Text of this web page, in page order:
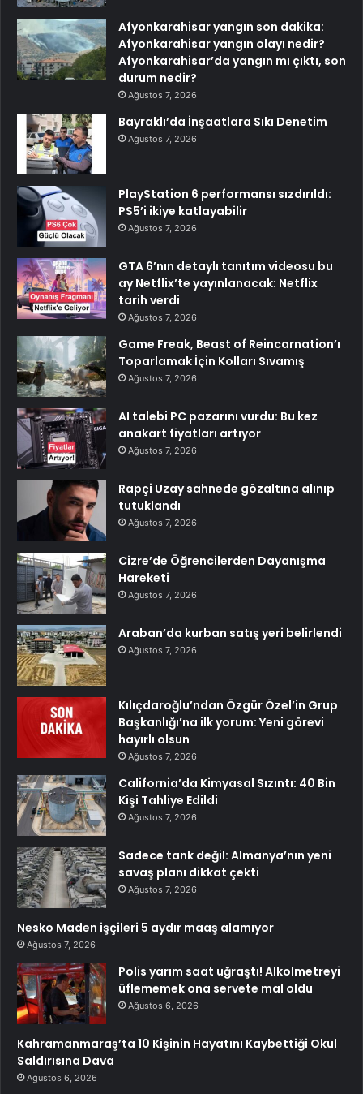
Afyonkarahisar yangın son dakika:
Afyonkarahisar yangın olayı nedir?
Afyonkarahisar’da yangın mı çıktı, son
durum nedir?
Ağustos 7, 2026
Bayraklı’da İnşaatlara Sıkı Denetim
Ağustos 7, 2026
PlayStation 6 performansı sızdırıldı:
PS5’i ikiye katlayabilir
Ağustos 7, 2026
GTA 6’nın detaylı tanıtım videosu bu
ay Netflix’te yayınlanacak: Netflix
tarih verdi
Ağustos 7, 2026
Game Freak, Beast of Reincarnation’ı
Toparlamak İçin Kolları Sıvamış
Ağustos 7, 2026
AI talebi PC pazarını vurdu: Bu kez
anakart fiyatları artıyor
Ağustos 7, 2026
Rapçi Uzay sahnede gözaltına alınıp
tutuklandı
Ağustos 7, 2026
Cizre’de Öğrencilerden Dayanışma
Hareketi
Ağustos 7, 2026
Araban’da kurban satış yeri belirlendi
Ağustos 7, 2026
Kılıçdaroğlu’ndan Özgür Özel’in Grup
Başkanlığı’na ilk yorum: Yeni görevi
hayırlı olsun
Ağustos 7, 2026
California’da Kimyasal Sızıntı: 40 Bin
Kişi Tahliye Edildi
Ağustos 7, 2026
Sadece tank değil: Almanya’nın yeni
savaş planı dikkat çekti
Ağustos 7, 2026
Nesko Maden işçileri 5 aydır maaş alamıyor
Ağustos 7, 2026
Polis yarım saat uğraştı! Alkolmetreyi
üflememek ona servete mal oldu
Ağustos 6, 2026
Kahramanmaraş’ta 10 Kişinin Hayatını Kaybettiği Okul
Saldırısına Dava
Ağustos 6, 2026